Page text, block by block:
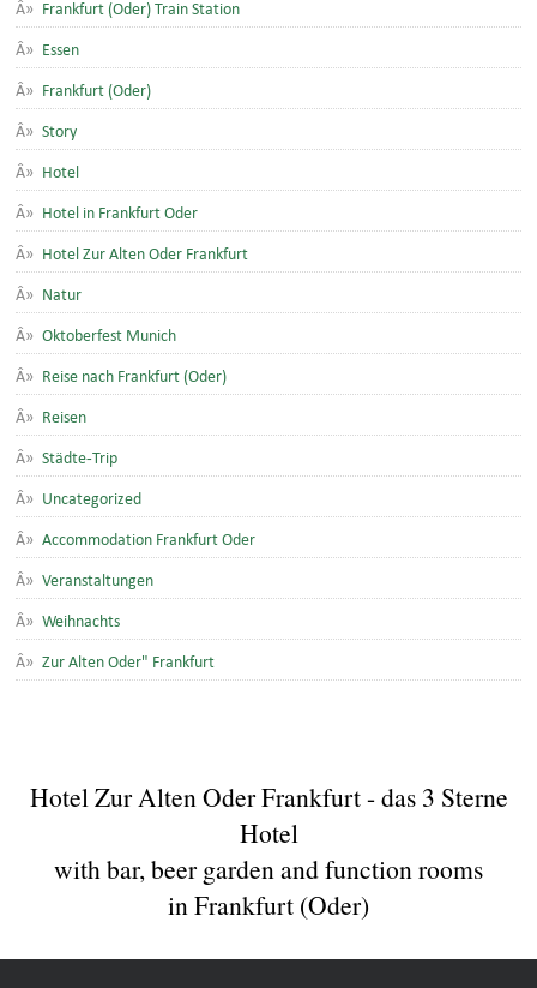
Frankfurt (Oder) Train Station
Essen
Frankfurt (Oder)
Story
Hotel
Hotel in Frankfurt Oder
Hotel Zur Alten Oder Frankfurt
Natur
Oktoberfest Munich
Reise nach Frankfurt (Oder)
Reisen
Städte-Trip
Uncategorized
Accommodation Frankfurt Oder
Veranstaltungen
Weihnachts
Zur Alten Oder" Frankfurt
Hotel Zur Alten Oder Frankfurt - das 3 Sterne
Hotel
with bar, beer garden and function rooms
in Frankfurt (Oder)